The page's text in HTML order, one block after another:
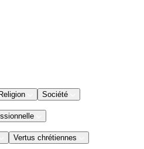
Religion Société
Vertus chrétiennes